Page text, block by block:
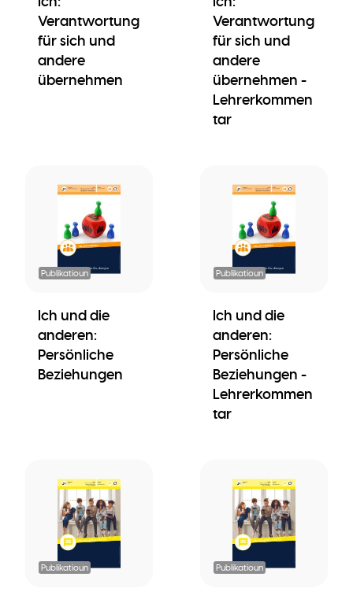
Verantwortung
für sich und
andere
übernehmen
Verantwortung
für sich und
andere
übernehmen -
Lehrerkommen
tar
Publikatioun
Ich und die
anderen:
Persönliche
Beziehungen
Publikatioun
Ich und die
anderen:
Persönliche
Beziehungen -
Lehrerkommen
tar
Publikatioun Publikatioun